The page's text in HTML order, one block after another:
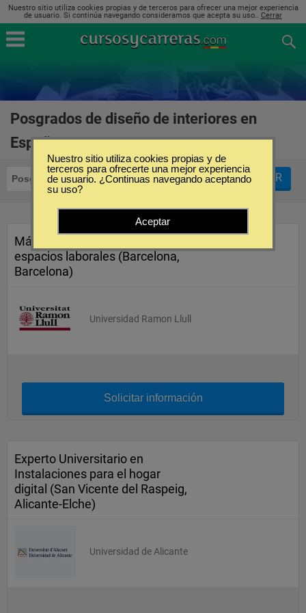
Nuestro sitio utiliza cookies propias y de terceros para ofrecer una mejor experiencia
de usuario. Si continúa navegando consideramos que acepta su uso.. Cerrar
Posgrados de diseño de interiores en
España
Posgrados Diseño de Interiores FILTRAR
Máster en asesoría y diseño de
espacios laborales (Barcelona,
Barcelona)
Universidad Ramon Llull
Solicitar información
Experto Universitario en
Instalaciones para el hogar
digital (San Vicente del Raspeig,
Alicante-Elche)
Universidad de Alicante
Nuestro sitio utiliza cookies propias y de
terceros para ofrecerte una mejor experiencia
de usuario. ¿Continuas navegando aceptando
su uso?
Aceptar